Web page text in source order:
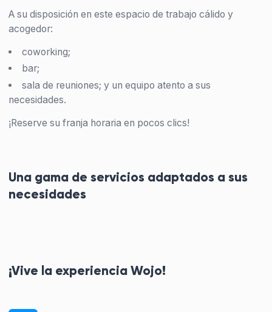
A su disposición en este espacio de trabajo cálido y
acogedor:
coworking;
bar;
sala de reuniones; y un equipo atento a sus
necesidades.
¡Reserve su franja horaria en pocos clics!
Una gama de servicios adaptados a sus
necesidades
¡Vive la experiencia Wojo!